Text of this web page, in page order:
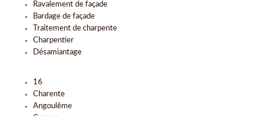
Ravalement de façade
Bardage de façade
Traitement de charpente
Charpentier
Désamiantage
16
Charente
Angoulême